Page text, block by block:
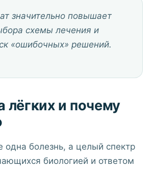
значительно повышает
схемы лечения и
«ошибочных» решений.
лёгких и почему
одна болезнь, а целый спектр
биологией и ответом